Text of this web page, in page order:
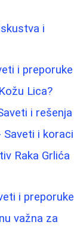
i
i preporuke
Lica?
i rešenja
Saveti i koraci
Raka Grlića
i preporuke
važna za